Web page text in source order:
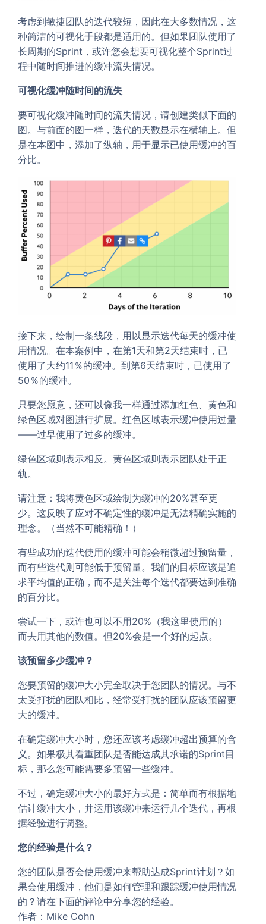
考虑到敏捷团队的迭代较短，因此在大多数情况，这
种简洁的可视化手段都是适用的。但如果团队使用了
长周期的Sprint，或许您会想要可视化整个Sprint过
程中随时间推进的缓冲流失情况。
可视化缓冲随时间的流失
要可视化缓冲随时间的流失情况，请创建类似下面的
图。与前面的图一样，迭代的天数显示在横轴上。但
是在本图中，添加了纵轴，用于显示已使用缓冲的百
分比。
接下来，绘制一条线段，用以显示迭代每天的缓冲使
用情况。在本案例中，在第1天和第2天结束时，已
使用了大约11％的缓冲。到第6天结束时，已使用了
50％的缓冲。
只要您愿意，还可以像我一样通过添加红色、黄色和
绿色区域对图进行扩展。红色区域表示缓冲使用过量
——过早使用了过多的缓冲。
绿色区域则表示相反。黄色区域则表示团队处于正
轨。
请注意：我将黄色区域绘制为缓冲的20%甚至更
少。这反映了应对不确定性的缓冲是无法精确实施的
理念。（当然不可能精确！）
有些成功的迭代使用的缓冲可能会稍微超过预留量，
而有些迭代则可能低于预留量。我们的目标应该是追
求平均值的正确，而不是关注每个迭代都要达到准确
的百分比。
尝试一下，或许也可以不用20%（我这里使用的）
而去用其他的数值。但20%会是一个好的起点。
该预留多少缓冲？
您要预留的缓冲大小完全取决于您团队的情况。与不
太受打扰的团队相比，经常受打扰的团队应该预留更
大的缓冲。
在确定缓冲大小时，您还应该考虑缓冲超出预算的含
义。如果极其看重团队是否能达成其承诺的Sprint目
标，那么您可能需要多预留一些缓冲。
不过，确定缓冲大小的最好方式是：简单而有根据地
估计缓冲大小，并运用该缓冲来运行几个迭代，再根
据经验进行调整。
您的经验是什么？
您的团队是否会使用缓冲来帮助达成Sprint计划？如
果会使用缓冲，他们是如何管理和跟踪缓冲使用情况
的？请在下面的评论中分享您的经验。
作者：Mike Cohn